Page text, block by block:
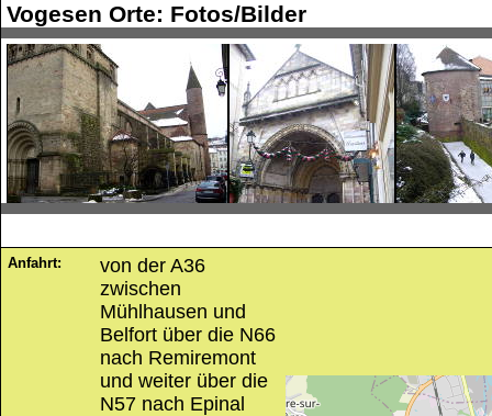
Vogesen Orte: Fotos/Bilder
Anfahrt:
von der A36
zwischen
Mühlhausen und
Belfort über die N66
nach Remiremont
und weiter über die
N57 nach Epinal